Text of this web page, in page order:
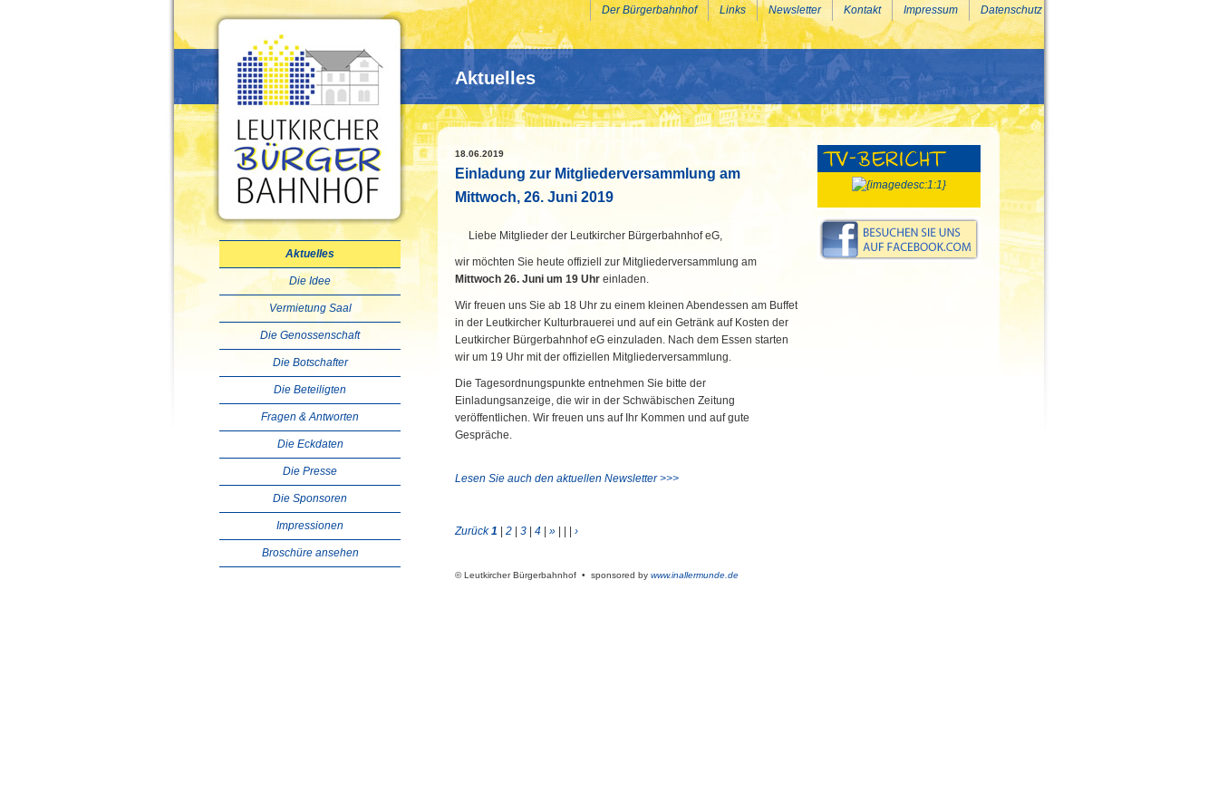
Aktuelles
Aktuelles
Die Idee
Vermietung Saal
Die Genossenschaft
Die Botschafter
Die Beteiligten
Fragen & Antworten
Die Eckdaten
Die Presse
Die Sponsoren
Impressionen
Broschüre ansehen
Datenschutz
Impressum
Kontakt
Newsletter
Links
Der Bürgerbahnhof
18.06.2019
Einladung zur Mitgliederversammlung am
Mittwoch, 26. Juni 2019
Liebe Mitglieder der Leutkircher Bürgerbahnhof eG,
wir möchten Sie heute offiziell zur Mitgliederversammlung am
Mittwoch 26. Juni um 19 Uhr einladen.
Wir freuen uns Sie ab 18 Uhr zu einem kleinen Abendessen am Buffet
in der Leutkircher Kulturbrauerei und auf ein Getränk auf Kosten der
Leutkircher Bürgerbahnhof eG einzuladen. Nach dem Essen starten
wir um 19 Uhr mit der offiziellen Mitgliederversammlung.
Die Tagesordnungspunkte entnehmen Sie bitte der
Einladungsanzeige, die wir in der Schwäbischen Zeitung
veröffentlichen. Wir freuen uns auf Ihr Kommen und auf gute
Gespräche.
Lesen Sie auch den aktuellen Newsletter >>>
Zurück 1 2 3 4 » ›
© Leutkircher Bürgerbahnhof • sponsored by www.inallermunde.de